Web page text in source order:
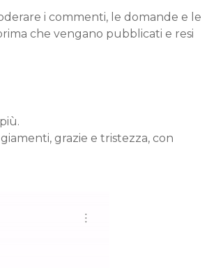
i commenti, le domande e le
che vengano pubblicati e resi
grazie e tristezza, con